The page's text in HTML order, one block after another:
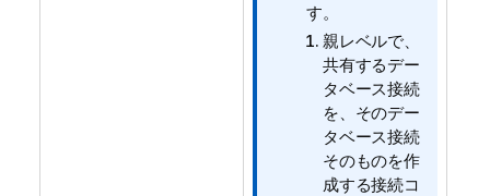
す。
親レベルで、
共有するデー
タベース接続
を、そのデー
タベース接続
そのものを作
成する接続コ